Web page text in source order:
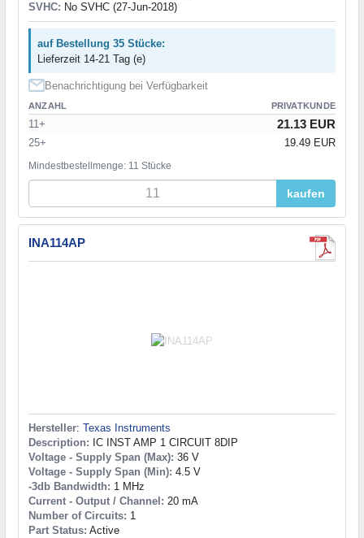
SVHC: No SVHC (27-Jun-2018)
auf Bestellung 35 Stücke:
Lieferzeit 14-21 Tag (e)
Benachrichtigung bei Verfügbarkeit
ANZAHL PRIVATKUNDE
11+ 21.13 EUR
25+ 19.49 EUR
Mindestbestellmenge: 11 Stücke
kaufen
INA114AP
Hersteller: Texas Instruments
Description: IC INST AMP 1 CIRCUIT 8DIP
Voltage - Supply Span (Max): 36 V
Voltage - Supply Span (Min): 4.5 V
-3db Bandwidth: 1 MHz
Current - Output / Channel: 20 mA
Number of Circuits: 1
Part Status: Active